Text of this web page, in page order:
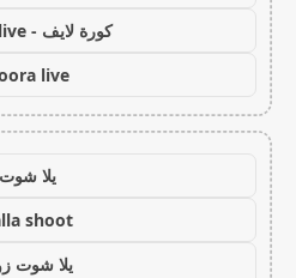
كورة لايف - koora live
live
يلا شوت
shoot
يلا شوت